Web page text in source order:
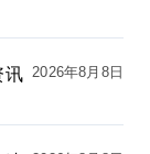
讯 2026年8月8日